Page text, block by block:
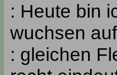
: Heute bin
wuchsen
: gleichen